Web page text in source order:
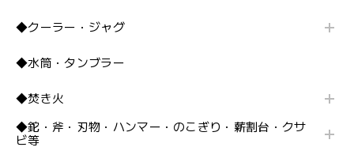
◆クーラー・ジャグ
◆水筒・タンブラー
◆焚き火
◆鉈・斧・刃物・ハンマー・のこぎり・薪割台・クサ
ビ等